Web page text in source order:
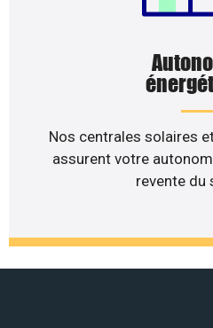
Nos centrales solaires
assurent votre
revente du